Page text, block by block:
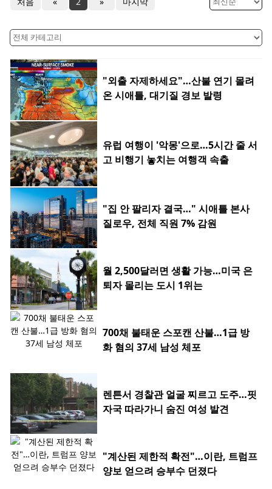
"외출 자제하세요"…산불 연기 몰려
온 시애틀, 대기질 경보 발령
유럽 여행이 '악몽'으로…5시간 줄 서
고 비행기 놓치는 여행객 속출
"집 안 팔리자 결국…" 시애틀 본사
질로우, 전체 직원 7% 감원
월 2,500달러면 생활 가능…미국 은
퇴자 몰리는 도시 1위는
700채 불태운 스포캔 산불…1급 방
화 혐의 37세 남성 체포
렌튼서 경찰관 얼굴 찌르고 도주…핏
자국 따라가니 숨진 여성 발견
"계산된 제한적 확전"…이란, 트럼프
양보 얻으려 승부수 던졌다